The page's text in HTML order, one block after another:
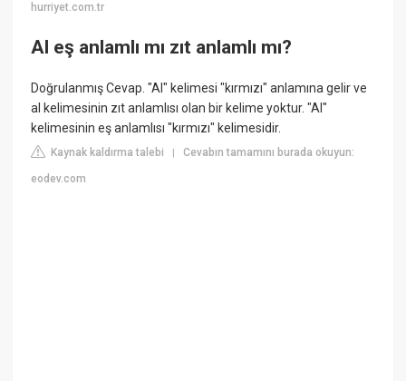
hurriyet.com.tr
Al eş anlamlı mı zıt anlamlı mı?
Doğrulanmış Cevap. "Al" kelimesi "kırmızı" anlamına gelir ve
al kelimesinin zıt anlamlısı olan bir kelime yoktur. "Al"
kelimesinin eş anlamlısı "kırmızı" kelimesidir.
Kaynak kaldırma talebi |Cevabın tamamını burada okuyun:
eodev.com